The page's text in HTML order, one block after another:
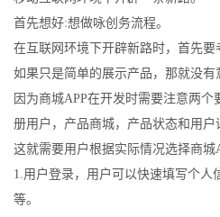
首先想好:想做咏创务流程。
在互联网环境下开辟新路时，首先要
如果只是简单的展示产品，那就没有
因为商城APP在开发时需要注意两
册用户，产品商城，产品状态和用户
这就需要用户根据实际情况选择商城
1.用户登录，用户可以快速填写个人
等。